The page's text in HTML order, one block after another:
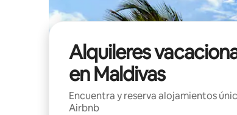
Alquileres
en Maldivas
Encuentra y reserva alojamientos
Airbnb